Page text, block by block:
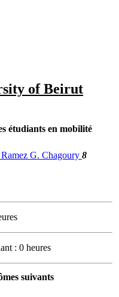
of Beirut
étudiants en mobilité
G. Chagoury 8
: 0 heures
suivants